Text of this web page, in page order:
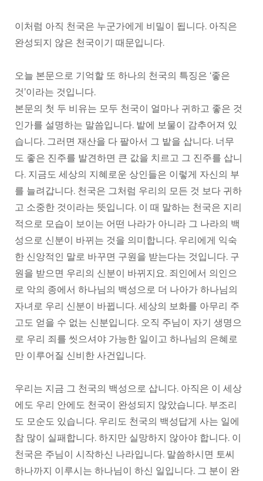
이처럼 아직 천국은 누군가에게 비밀이 됩니다. 아직은
완성되지 않은 천국이기 때문입니다.
오늘 본문으로 기억할 또 하나의 천국의 특징은 ‘좋은
것’이라는 것입니다.
본문의 첫 두 비유는 모두 천국이 얼마나 귀하고 좋은 것
인가를 설명하는 말씀입니다. 밭에 보물이 감추어져 있
습니다. 그러면 재산을 다 팔아서 그 밭을 삽니다. 너무
도 좋은 진주를 발견하면 큰 값을 치르고 그 진주를 삽니
다. 지금도 세상의 지혜로운 상인들은 이렇게 자신의 부
를 늘려갑니다. 천국은 그처럼 우리의 모든 것 보다 귀하
고 소중한 것이라는 뜻입니다. 이 때 말하는 천국은 지리
적으로 모습이 보이는 어떤 나라가 아니라 그 나라의 백
성으로 신분이 바뀌는 것을 의미합니다. 우리에게 익숙
한 신앙적인 말로 바꾸면 구원을 받는다는 것입니다. 구
원을 받으면 우리의 신분이 바뀌지요. 죄인에서 의인으
로 악의 종에서 하나님의 백성으로 더 나아가 하나님의
자녀로 우리 신분이 바뀝니다. 세상의 보화를 아무리 주
고도 얻을 수 없는 신분입니다. 오직 주님이 자기 생명으
로 우리 죄를 씻으셔야 가능한 일이고 하나님의 은혜로
만 이루어질 신비한 사건입니다.
우리는 지금 그 천국의 백성으로 삽니다. 아직은 이 세상
에도 우리 안에도 천국이 완성되지 않았습니다. 부조리
도 모순도 있습니다. 우리도 천국의 백성답게 사는 일에
참 많이 실패합니다. 하지만 실망하지 않아야 합니다. 이
천국은 주님이 시작하신 나라입니다. 말씀하시면 토씨
하나까지 이루시는 하나님이 하신 일입니다. 그 분이 완